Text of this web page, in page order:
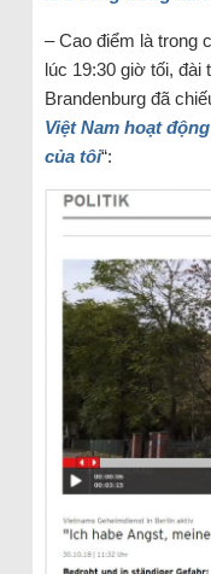
– Cao điểm là trong
lúc 19:30 giờ tối, đài
Brandenburg đã
Việt Nam hoạt
của tôi“: